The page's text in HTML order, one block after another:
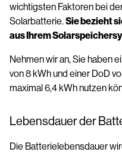
wichtigsten Faktoren bei
Solarbatterie.Sie bezieht
aus Ihrem
Nehmen wir an, Sie haben
von 8 kWh und einer DoD
maximal 6,4 kWh nutzen
Lebensdauer der
Die Batterielebensdauer